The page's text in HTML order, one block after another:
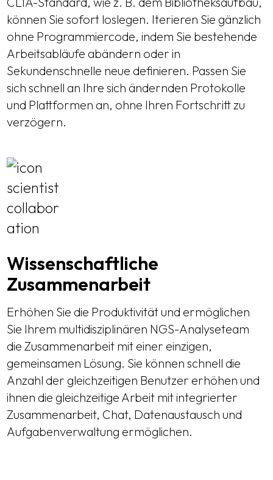
können Sie sofort loslegen. Iterieren Sie gänzlich
ohne Programmiercode, indem Sie bestehende
Arbeitsabläufe abändern oder in
Sekundenschnelle neue definieren. Passen Sie
sich schnell an Ihre sich ändernden Protokolle
und Plattformen an, ohne Ihren Fortschritt zu
verzögern.
Wissenschaftliche
Zusammenarbeit
Erhöhen Sie die Produktivität und ermöglichen
Sie Ihrem multidisziplinären NGS-Analyseteam
die Zusammenarbeit mit einer einzigen,
gemeinsamen Lösung. Sie können schnell die
Anzahl der gleichzeitigen Benutzer erhöhen und
ihnen die gleichzeitige Arbeit mit integrierter
Zusammenarbeit, Chat, Datenaustausch und
Aufgabenverwaltung ermöglichen.